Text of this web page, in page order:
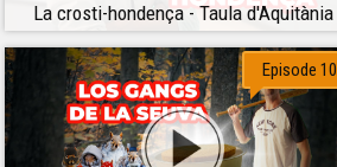
La crosti-hondença - Taula d'Aquitània
Episode 10